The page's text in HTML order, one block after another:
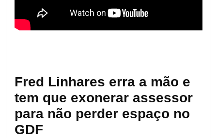
Fred Linhares erra a mão e
tem que exonerar assessor
para não perder espaço no
GDF